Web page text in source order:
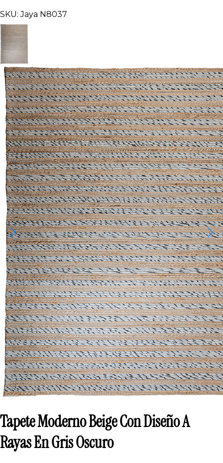
SKU: Jaya N8037
Tapete Moderno Beige Con Diseño A
Rayas En Gris Oscuro